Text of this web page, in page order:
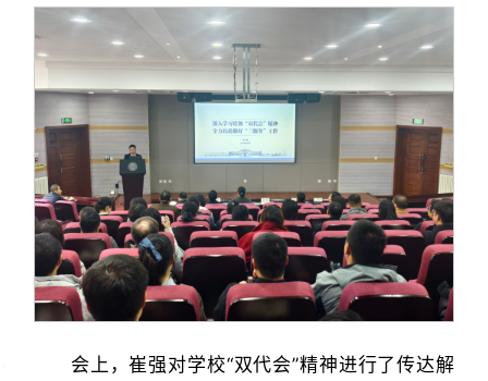
会上，崔强对学校“双代会”精神进行了传达解